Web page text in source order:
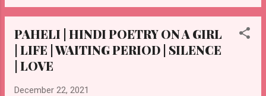
पिटना रोना और चिल्लाना बस अब नहीं खेलेंगे बार बार
भी करता हूँ माँ , मैं आपसे प्यार !
PAHELI | HINDI POETRY ON A GIRL
| LIFE | WAITING PERIOD | SILENCE
| LOVE
December 22, 2021